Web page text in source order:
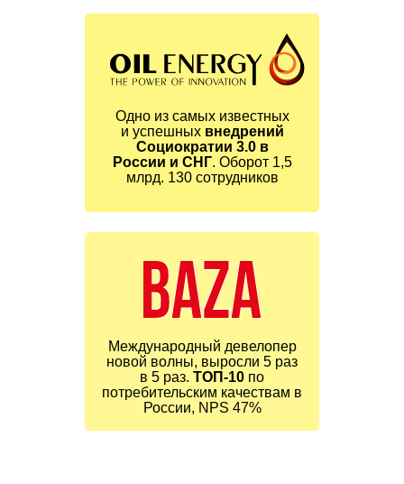
Одно из самых известных
и успешных внедрений
Социократии 3.0 в
России и СНГ. Оборот 1,5
млрд. 130 сотрудников
Международный девелопер
новой волны, выросли 5 раз
в 5 раз. ТОП-10 по
потребительским качествам в
России, NPS 47%